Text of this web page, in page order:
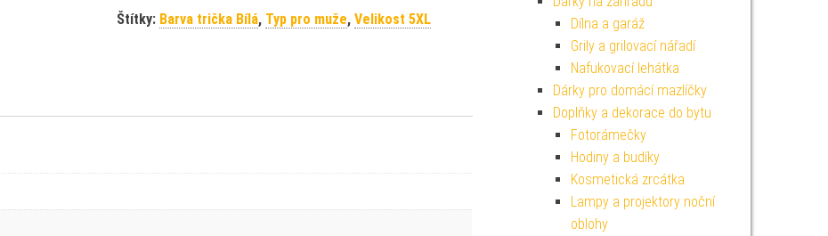
Štítky: Barva trička Bílá, Typ pro muže, Velikost 5XL
Dílna a garáž
Grily a grilovací nářadí
Nafukovací lehátka
Dárky pro domácí mazlíčky
Doplňky a dekorace do bytu
Fotorámečky
Hodiny a budíky
Kosmetická zrcátka
Lampy a projektory noční
oblohy